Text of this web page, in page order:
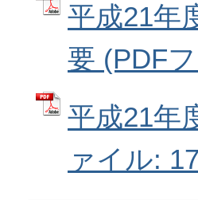
平成21年
要 (PDF
平成21年
ァイル: